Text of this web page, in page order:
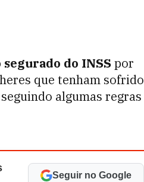
do INSSpor
que tenham sofrido
algumas regras
Seguir no Google